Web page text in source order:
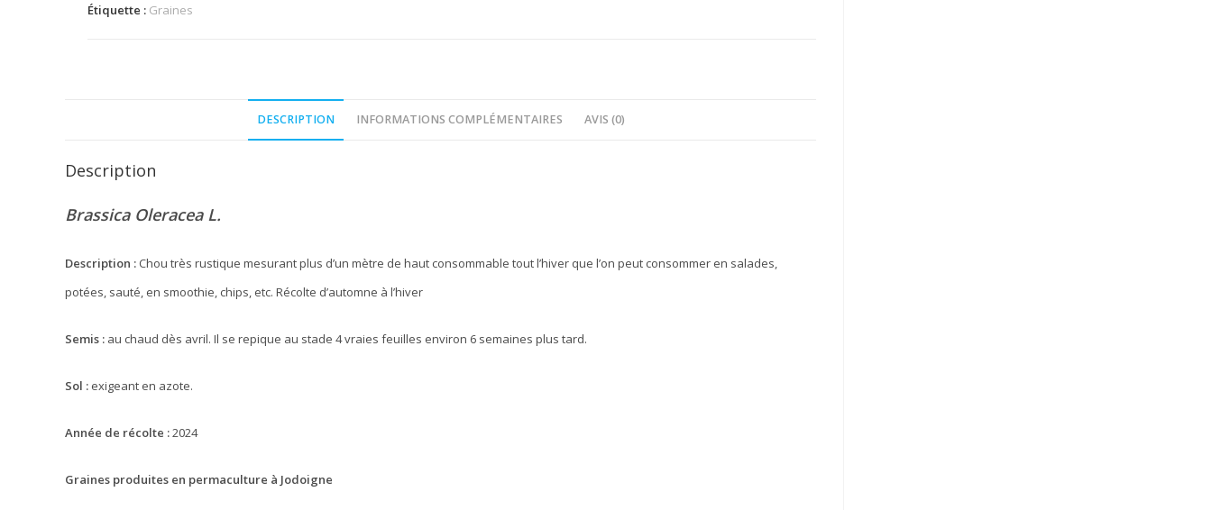
vert
Étiquette : Graines
DESCRIPTION INFORMATIONS COMPLÉMENTAIRES AVIS (0)
Description
Brassica Oleracea L.
Description : Chou très rustique mesurant plus d’un mètre de haut consommable tout l’hiver que l’on peut consommer en salades,
potées, sauté, en smoothie, chips, etc. Récolte d’automne à l’hiver
Semis : au chaud dès avril. Il se repique au stade 4 vraies feuilles environ 6 semaines plus tard.
Sol : exigeant en azote.
Année de récolte :2024
Graines produites en permaculture à Jodoigne